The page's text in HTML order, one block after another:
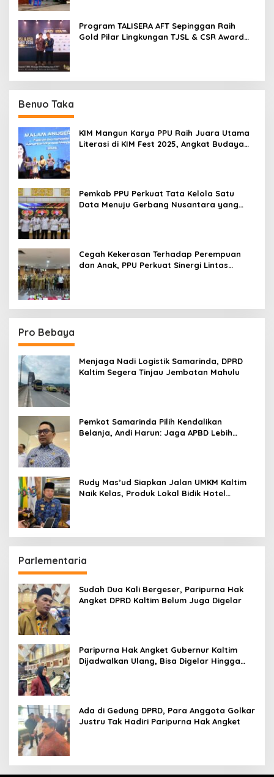
Program TALISERA AFT Sepinggan Raih
Gold Pilar Lingkungan TJSL & CSR Award
Benuo Taka
KIM Mangun Karya PPU Raih Juara Utama
Literasi di KIM Fest 2025, Angkat Budaya
Pemkab PPU Perkuat Tata Kelola Satu
Data Menuju Gerbang Nusantara yang
Cegah Kekerasan Terhadap Perempuan
dan Anak, PPU Perkuat Sinergi Lintas
Pro Bebaya
Menjaga Nadi Logistik Samarinda, DPRD
Kaltim Segera Tinjau Jembatan Mahulu
Pemkot Samarinda Pilih Kendalikan
Belanja, Andi Harun: Jaga APBD Lebih
Rudy Mas’ud Siapkan Jalan UMKM Kaltim
Naik Kelas, Produk Lokal Bidik Hotel
Parlementaria
Sudah Dua Kali Bergeser, Paripurna Hak
Angket DPRD Kaltim Belum Juga Digelar
Paripurna Hak Angket Gubernur Kaltim
Dijadwalkan Ulang, Bisa Digelar Hingga
Ada di Gedung DPRD, Para Anggota Golkar
Justru Tak Hadiri Paripurna Hak Angket